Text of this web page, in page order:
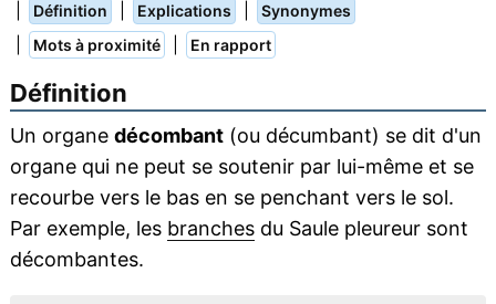
Définition Explications Synonymes
Mots à proximité En rapport
Définition
Un organe décombant(ou décumbant) se dit d'un
organe qui ne peut se soutenir par lui-même et se
recourbe vers le bas en se penchant vers le sol.
Par exemple, les branchesdu Saule pleureur sont
décombantes.